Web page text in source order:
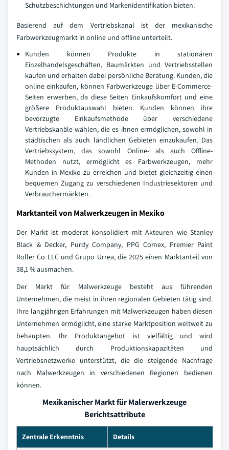
Schutzbeschichtungen und Markenidentifikation bieten.
Basierend auf dem Vertriebskanal ist der mexikanische
Farbwerkzeugmarkt in online und offline unterteilt.
Kunden können Produkte in stationären
Einzelhandelsgeschäften, Baumärkten und Vertriebsstellen
kaufen und erhalten dabei persönliche Beratung. Kunden, die
online einkaufen, können Farbwerkzeuge über E-Commerce-
Seiten erwerben, da diese Seiten Einkaufskomfort und eine
größere Produktauswahl bieten. Kunden können ihre
bevorzugte Einkaufsmethode über verschiedene
Vertriebskanäle wählen, die es ihnen ermöglichen, sowohl in
städtischen als auch ländlichen Gebieten einzukaufen. Das
Vertriebssystem, das sowohl Online- als auch Offline-
Methoden nutzt, ermöglicht es Farbwerkzeugen, mehr
Kunden in Mexiko zu erreichen und bietet gleichzeitig einen
bequemen Zugang zu verschiedenen Industriesektoren und
Verbrauchermärkten.
Marktanteil von Malwerkzeugen in Mexiko
Der Markt ist moderat konsolidiert mit Akteuren wie Stanley
Black & Decker, Purdy Company, PPG Comex, Premier Paint
Roller Co LLC und Grupo Urrea, die 2025 einen Marktanteil von
38,1 % ausmachen.
Der Markt für Malwerkzeuge besteht aus führenden
Unternehmen, die meist in ihren regionalen Gebieten tätig sind.
Ihre langjährigen Erfahrungen mit Malwerkzeugen haben diesen
Unternehmen ermöglicht, eine starke Marktposition weltweit zu
behaupten. Ihr Produktangebot ist vielfältig und wird
hauptsächlich durch Produktionskapazitäten und
Vertriebsnetzwerke unterstützt, die die steigende Nachfrage
nach Malwerkzeugen in verschiedenen Regionen bedienen
können.
Mexikanischer Markt für Malerwerkzeuge
Berichtsattribute
Zentrale Erkenntnis Details